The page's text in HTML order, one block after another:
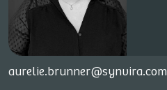
aurelie.brunner@synvira.com